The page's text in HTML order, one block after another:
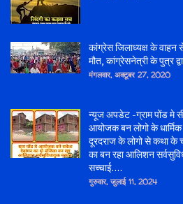
कांग्रेस जिलाध्यक्ष के
मौत, कांग्रेसनेत्री के पुत्र
मंगलवार, अक्टूबर 27, 2020
न्यूज अपडेट -ग्राम पोंड मे
आयोजक बन लोगो के
दूरदराज के लोगो से कथा के
का बन रहा आलिशन
सच्चाई....
गुरुवार, जुलाई 11, 2024